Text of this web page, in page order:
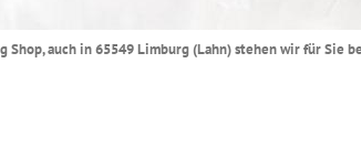
auch in 65549 Limburg (Lahn) stehen wir für Sie